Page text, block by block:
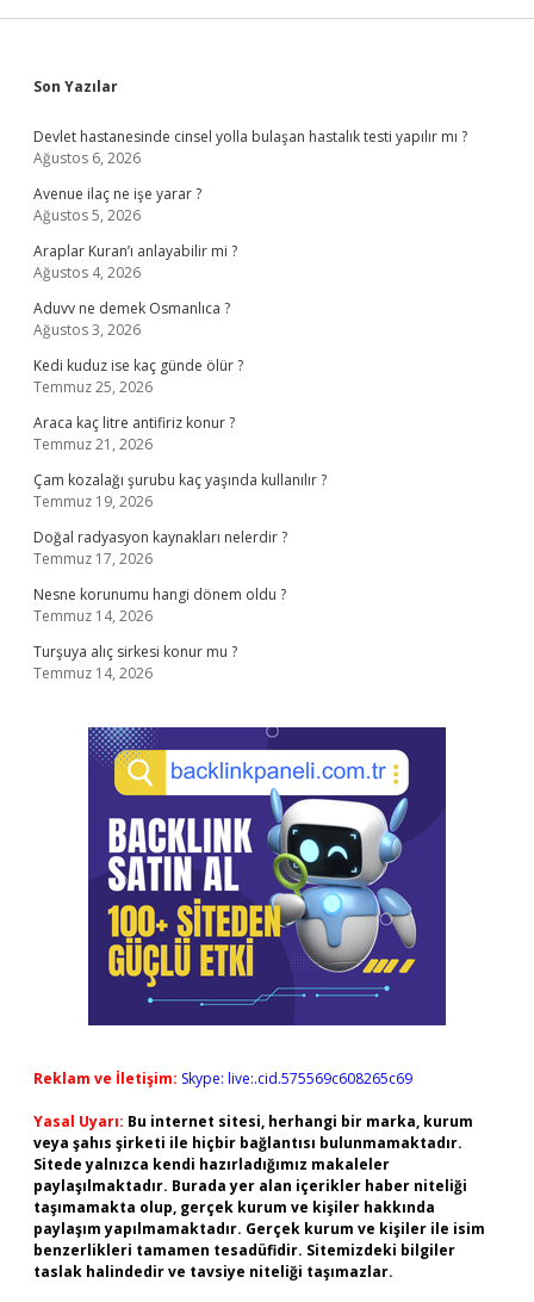
Sidebar
Son Yazılar
Devlet hastanesinde cinsel yolla bulaşan hastalık testi yapılır mı ?
Ağustos 6, 2026
Avenue ilaç ne işe yarar ?
Ağustos 5, 2026
Araplar Kuran’ı anlayabilir mi ?
Ağustos 4, 2026
Aduvv ne demek Osmanlıca ?
Ağustos 3, 2026
Kedi kuduz ise kaç günde ölür ?
Temmuz 25, 2026
Araca kaç litre antifiriz konur ?
Temmuz 21, 2026
Çam kozalağı şurubu kaç yaşında kullanılır ?
Temmuz 19, 2026
Doğal radyasyon kaynakları nelerdir ?
Temmuz 17, 2026
Nesne korunumu hangi dönem oldu ?
Temmuz 14, 2026
Turşuya alıç sirkesi konur mu ?
Temmuz 14, 2026
Reklam ve İletişim: Skype: live:.cid.575569c608265c69
Yasal Uyarı: Bu internet sitesi, herhangi bir marka, kurum
veya şahıs şirketi ile hiçbir bağlantısı bulunmamaktadır.
Sitede yalnızca kendi hazırladığımız makaleler
paylaşılmaktadır. Burada yer alan içerikler haber niteliği
taşımamakta olup, gerçek kurum ve kişiler hakkında
paylaşım yapılmamaktadır. Gerçek kurum ve kişiler ile isim
benzerlikleri tamamen tesadüfidir. Sitemizdeki bilgiler
taslak halindedir ve tavsiye niteliği taşımazlar.